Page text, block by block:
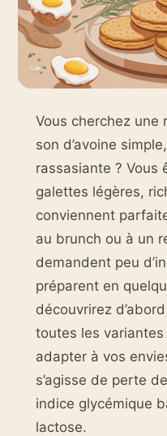
Vous cherchez une
son d’avoine
rassasiante ? Vous
galettes légères,
conviennent
au brunch ou à un
demandent peu
préparent en
découvrirez
toutes les
adapter à vos
s’agisse de perte
indice glycémique
lactose.